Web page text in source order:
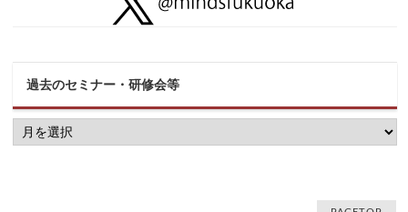
過去のセミナー・研修会等
過
去
の